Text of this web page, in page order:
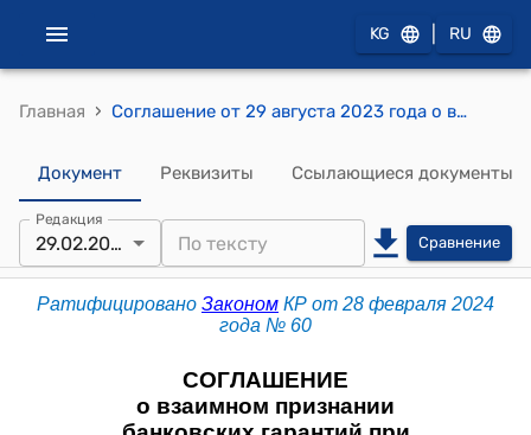
KG RU
Главная › Соглашение от 29 августа 2023 года о взаимном признании банковских гарантий при осуществлении государственных (муниципальных) закупок
Документ Реквизиты Ссылающиеся документы
Редакция
29.02.2024 Сравнение